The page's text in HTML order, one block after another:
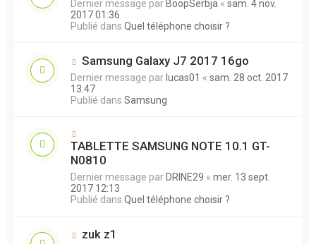
Dernier message parBoopSerbja « sam. 4 nov.
2017 01:36
Publié dans Quel téléphone choisir ?
Samsung Galaxy J7 2017 16go
Dernier message parlucas01 « sam. 28 oct. 2017
13:47
Publié dans Samsung
TABLETTE SAMSUNG NOTE 10.1 GT-
N0810
Dernier message parDRINE29 « mer. 13 sept.
2017 12:13
Publié dans Quel téléphone choisir ?
zuk z1